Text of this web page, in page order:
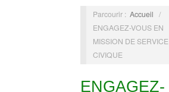
Parcourir : Accueil /
ENGAGEZ-VOUS EN
MISSION DE SERVICE
CIVIQUE
ENGAGEZ-